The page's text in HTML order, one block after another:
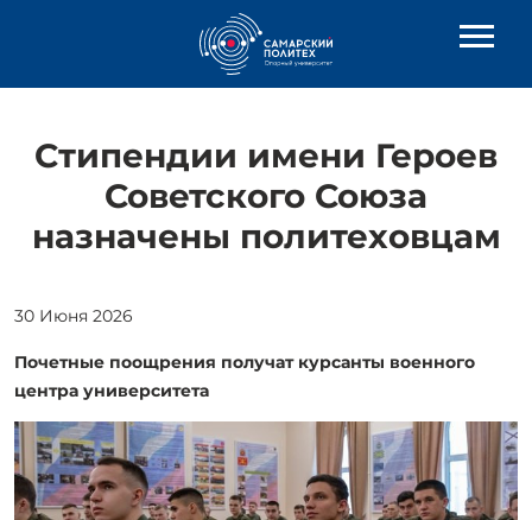
Стипендии имени Героев
Советского Союза
назначены политеховцам
30 Июня 2026
Почетные поощрения получат курсанты военного
центра университета